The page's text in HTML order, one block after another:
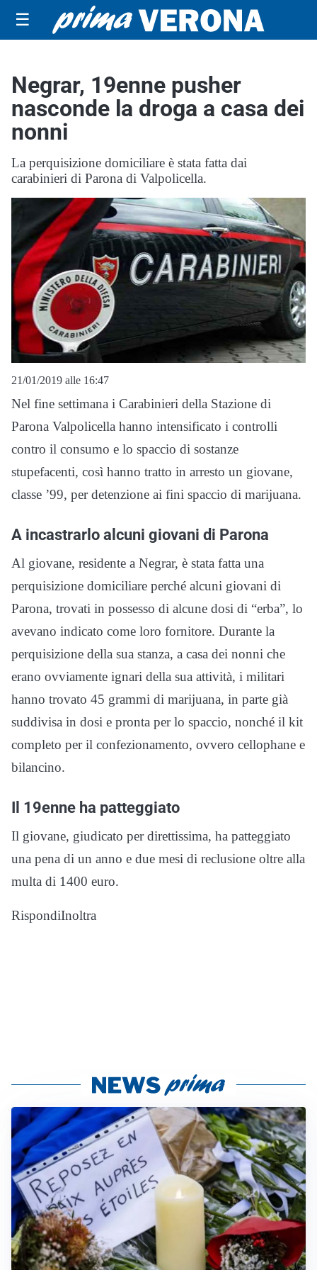
☰
Negrar, 19enne pusher
nasconde la droga a casa dei
nonni
La perquisizione domiciliare è stata fatta dai
carabinieri di Parona di Valpolicella.
21/01/2019 alle 16:47
Nel fine settimana i Carabinieri della Stazione di
Parona Valpolicella hanno intensificato i controlli
contro il consumo e lo spaccio di sostanze
stupefacenti, così hanno tratto in arresto un giovane,
classe ’99, per detenzione ai fini spaccio di marijuana.
A incastrarlo alcuni giovani di Parona
Al giovane, residente a Negrar, è stata fatta una
perquisizione domiciliare perché alcuni giovani di
Parona, trovati in possesso di alcune dosi di “erba”, lo
avevano indicato come loro fornitore. Durante la
perquisizione della sua stanza, a casa dei nonni che
erano ovviamente ignari della sua attività, i militari
hanno trovato 45 grammi di marijuana, in parte già
suddivisa in dosi e pronta per lo spaccio, nonché il kit
completo per il confezionamento, ovvero cellophane e
bilancino.
Il 19enne ha patteggiato
Il giovane, giudicato per direttissima, ha patteggiato
una pena di un anno e due mesi di reclusione oltre alla
multa di 1400 euro.
RispondiInoltra